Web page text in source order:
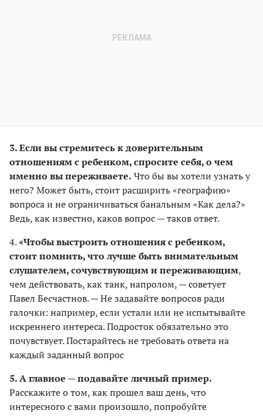
3. Если вы стремитесь к доверительным
отношениям с ребенком, спросите себя, о чем
именно вы переживаете. Что бы вы хотели узнать у
него? Может быть, стоит расширить «географию»
вопроса и не ограничиваться банальным «Как дела?»
Ведь, как известно, каков вопрос — таков ответ.
4.«Чтобы выстроить отношения с ребенком,
стоит помнить, что лучше быть внимательным
слушателем, сочувствующим и переживающим,
чем действовать, как танк, напролом, — советует
Павел Бесчастнов. — Не задавайте вопросов ради
галочки: например, если устали или не испытывайте
искреннего интереса. Подросток обязательно это
почувствует. Постарайтесь не требовать ответа на
каждый заданный вопрос
5. А главное — подавайте личный пример.
Расскажите о том, как прошел ваш день, что
интересного с вами произошло, попробуйте